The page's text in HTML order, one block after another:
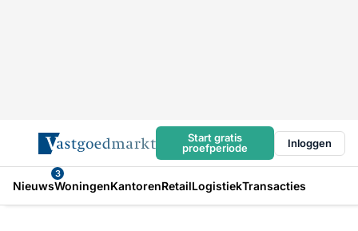
Start gratis
proefperiode
Inloggen
Nieuws
3
WoningenKantorenRetailLogistiekTransacties